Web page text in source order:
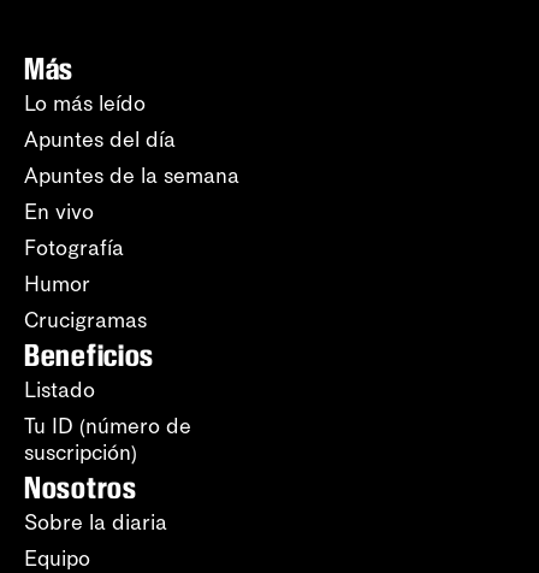
Más
Lo más leído
Apuntes del día
Apuntes de la semana
En vivo
Fotografía
Humor
Crucigramas
Beneficios
Listado
Tu ID (número de
suscripción)
Nosotros
Sobre la diaria
Equipo